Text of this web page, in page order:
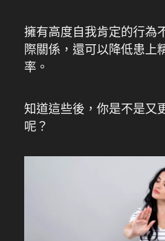
擁有高度自我肯定的行為
際關係，還可以降低患上
率。
知道這些後，你是不是又
呢？